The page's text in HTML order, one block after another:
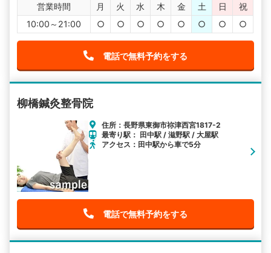
営業時間 月 火 水 木 金 土 日
祝
10:00～21:00
○ ○ ○ ○ ○ ○ ○ ○
電話で無料予約をする
柳橋鍼灸整骨院
住所：長野県東御市祢津西宮1817-2
最寄り駅： 田中駅 / 滋野駅 / 大屋駅
アクセス：田中駅から車で5分
電話で無料予約をする